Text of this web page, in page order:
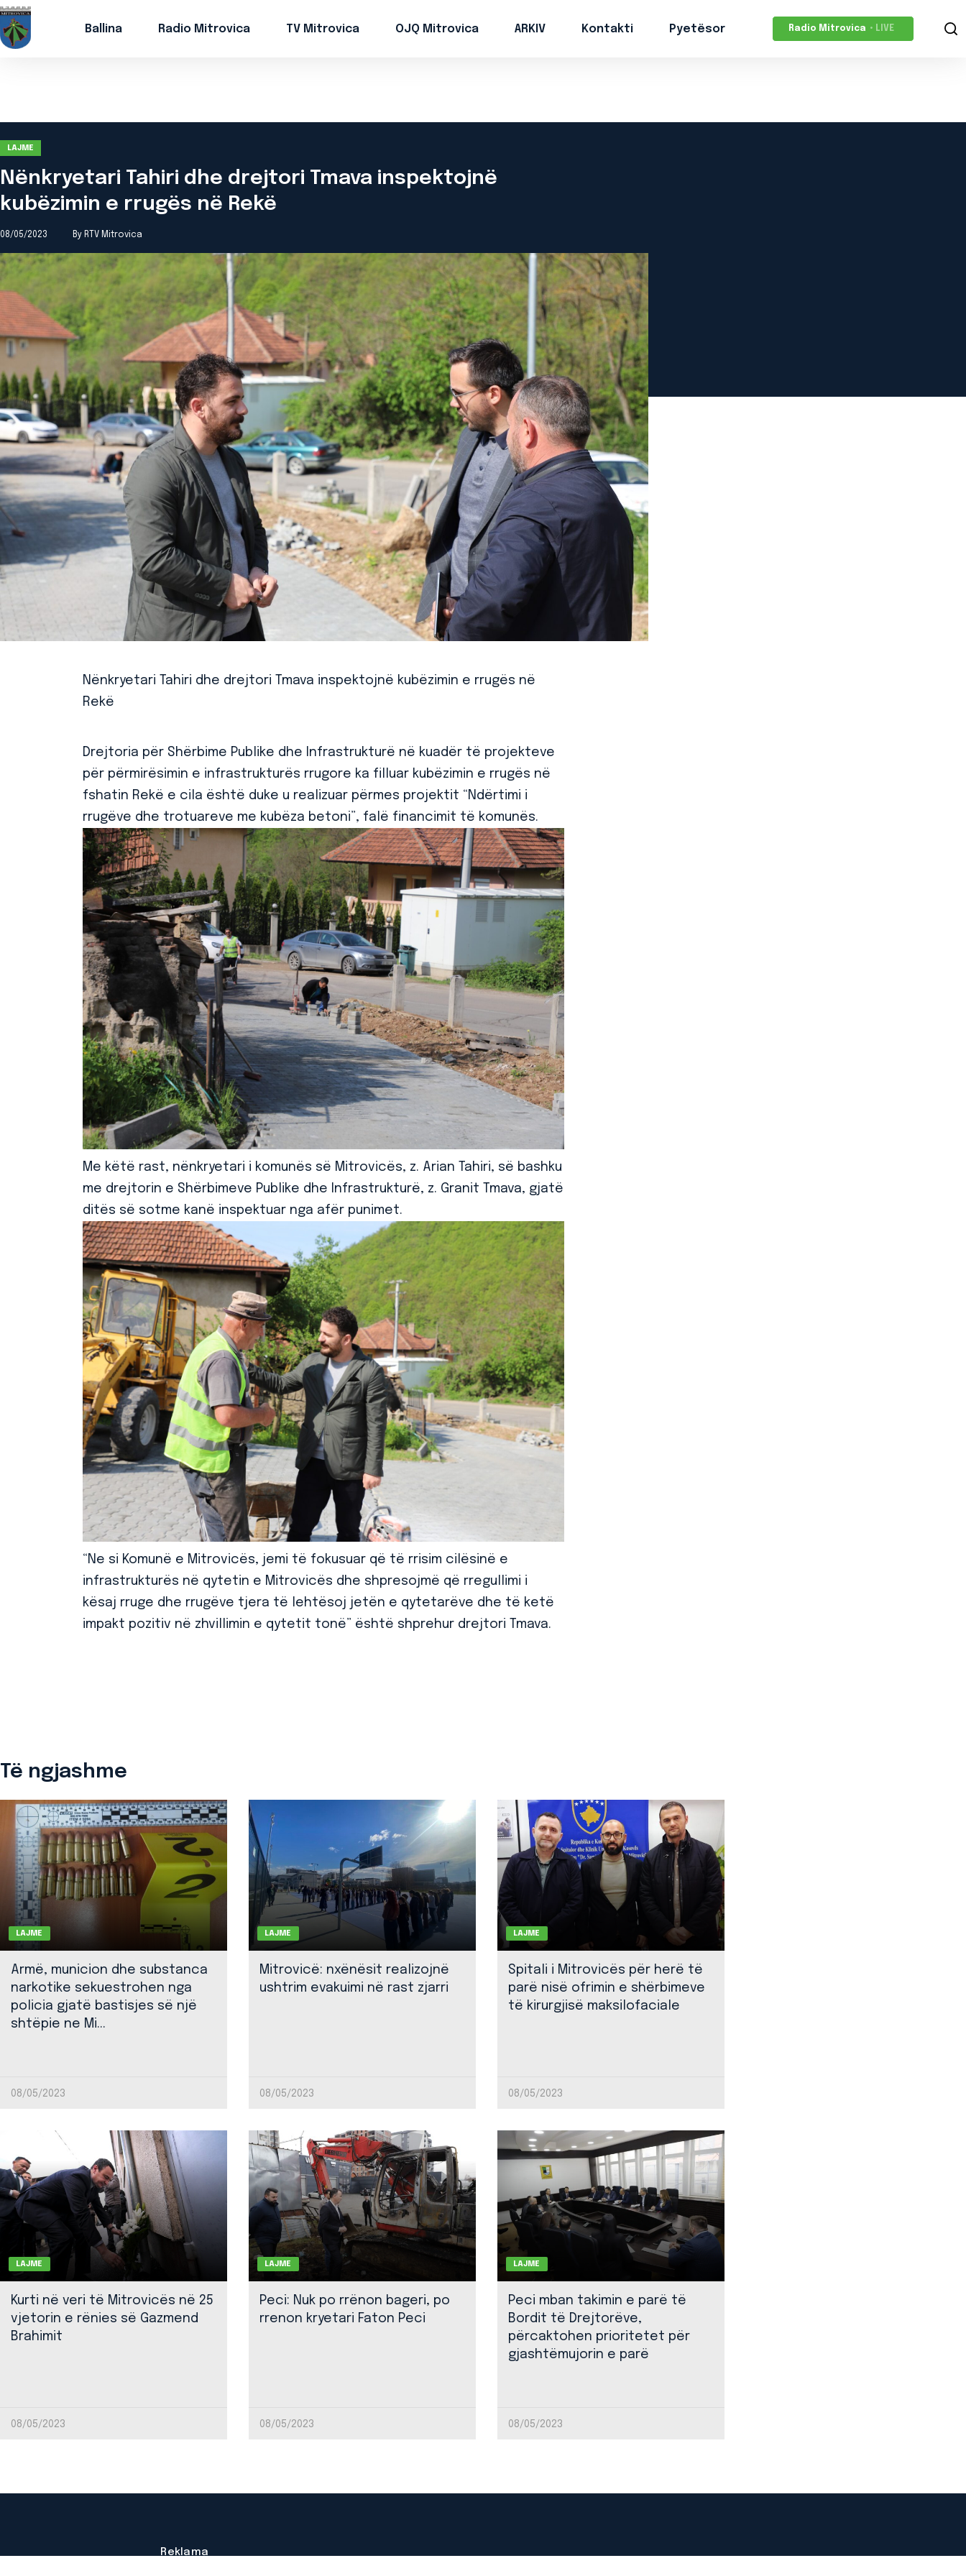
Ballina Radio Mitrovica TV Mitrovica OJQ Mitrovica ARKIV Kontakti Pyetësor Radio Mitrovica • LIVE
LAJME
Nënkryetari Tahiri dhe drejtori Tmava inspektojnë
kubëzimin e rrugës në Rekë
08/05/2023 By RTV Mitrovica
Nënkryetari Tahiri dhe drejtori Tmava inspektojnë kubëzimin e rrugës në
Rekë
Drejtoria për Shërbime Publike dhe Infrastrukturë në kuadër të projekteve
për përmirësimin e infrastrukturës rrugore ka filluar kubëzimin e rrugës në
fshatin Rekë e cila është duke u realizuar përmes projektit “Ndërtimi i
rrugëve dhe trotuareve me kubëza betoni”, falë financimit të komunës.
Me këtë rast, nënkryetari i komunës së Mitrovicës, z. Arian Tahiri, së bashku
me drejtorin e Shërbimeve Publike dhe Infrastrukturë, z. Granit Tmava, gjatë
ditës së sotme kanë inspektuar nga afër punimet.
“Ne si Komunë e Mitrovicës, jemi të fokusuar që të rrisim cilësinë e
infrastrukturës në qytetin e Mitrovicës dhe shpresojmë që rregullimi i
kësaj rruge dhe rrugëve tjera të lehtësoj jetën e qytetarëve dhe të ketë
impakt pozitiv në zhvillimin e qytetit tonë” është shprehur drejtori Tmava.
Të ngjashme
LAJME
Armë, municion dhe substanca
narkotike sekuestrohen nga
policia gjatë bastisjes së një
shtëpie ne Mi...
08/05/2023
LAJME
Mitrovicë: nxënësit realizojnë
ushtrim evakuimi në rast zjarri
08/05/2023
LAJME
Spitali i Mitrovicës për herë të
parë nisë ofrimin e shërbimeve
të kirurgjisë maksilofaciale
08/05/2023
LAJME
Kurti në veri të Mitrovicës në 25
vjetorin e rënies së Gazmend
Brahimit
08/05/2023
LAJME
Peci: Nuk po rrënon bageri, po
rrenon kryetari Faton Peci
08/05/2023
LAJME
Peci mban takimin e parë të
Bordit të Drejtorëve,
përcaktohen prioritetet për
gjashtëmujorin e parë
08/05/2023
Reklama